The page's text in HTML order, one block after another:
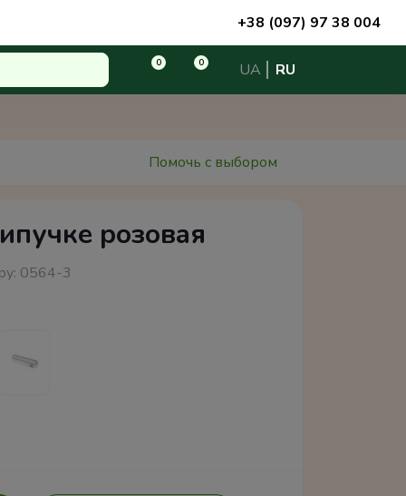
+38 (097) 97 38 004
0 0 UA RU
Помочь с выбором
розовая
0564-3